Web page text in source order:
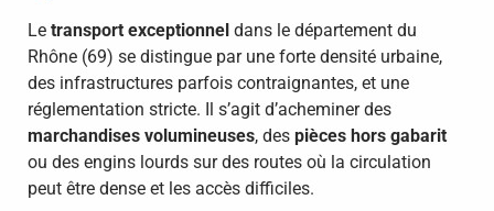
Le transport exceptionnel dans le département du
Rhône (69) se distingue par une forte densité urbaine,
des infrastructures parfois contraignantes, et une
réglementation stricte. Il s’agit d’acheminer des
marchandises volumineuses, des pièces hors gabarit
ou des engins lourds sur des routes où la circulation
peut être dense et les accès difficiles.